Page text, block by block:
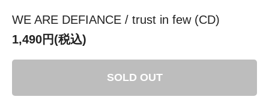
WE ARE DEFIANCE / trust in few (CD)
1,490円(税込)
SOLD OUT